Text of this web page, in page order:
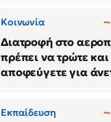
Κοινωνία
Διατροφή στο
πρέπει να τρώτε και
αποφεύγετε για
Εκπαίδευση